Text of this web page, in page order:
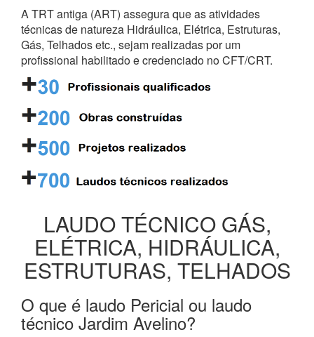
A TRT antiga (ART) assegura que as atividades
técnicas de natureza Hidráulica, Elétrica, Estruturas,
Gás, Telhados etc., sejam realizadas por um
profissional habilitado e credenciado no CFT/CRT.
LAUDO TÉCNICO GÁS,
ELÉTRICA, HIDRÁULICA,
ESTRUTURAS, TELHADOS
O que é laudo Pericial ou laudo
técnico Jardim Avelino?